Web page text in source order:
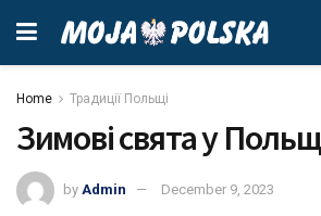
Home Традиції Польщі
Зимові свята у
by Admin December 9, 2023